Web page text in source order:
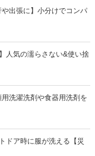
出張に】小分けでコンパ
人気の濡らさない&使い捨
洗濯洗剤や食器用洗剤を
ドア時に服が洗える【災